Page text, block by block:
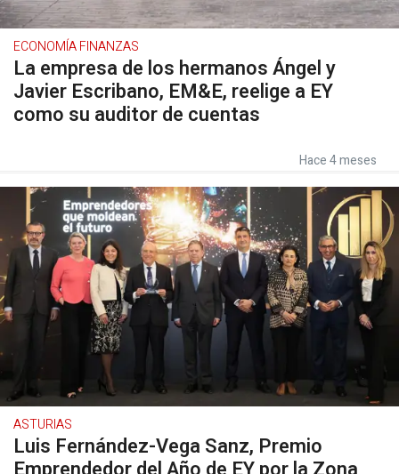
ECONOMÍA FINANZAS
La empresa de los hermanos Ángel y
Javier Escribano, EM&E, reelige a EY
como su auditor de cuentas
Hace 4 meses
ASTURIAS
Luis Fernández-Vega Sanz, Premio